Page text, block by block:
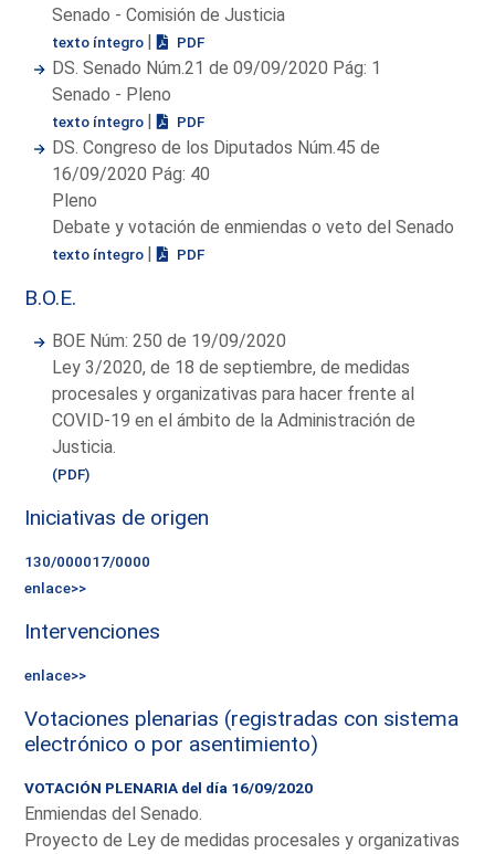
Senado - Comisión de Justicia
texto íntegro | PDF
DS. Senado Núm.21 de 09/09/2020 Pág: 1
Senado - Pleno
texto íntegro | PDF
DS. Congreso de los Diputados Núm.45 de
16/09/2020 Pág: 40
Pleno
Debate y votación de enmiendas o veto del Senado
texto íntegro | PDF
B.O.E.
BOE Núm: 250 de 19/09/2020
Ley 3/2020, de 18 de septiembre, de medidas
procesales y organizativas para hacer frente al
COVID-19 en el ámbito de la Administración de
Justicia.
(PDF)
Iniciativas de origen
130/000017/0000
enlace>>
Intervenciones
enlace>>
Votaciones plenarias (registradas con sistema
electrónico o por asentimiento)
VOTACIÓN PLENARIA del día 16/09/2020
Enmiendas del Senado.
Proyecto de Ley de medidas procesales y organizativas